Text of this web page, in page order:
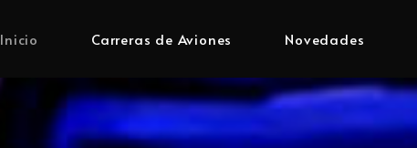
Inicio Carreras de Aviones Novedades